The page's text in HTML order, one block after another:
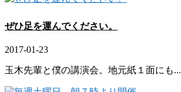
ぜひ足を運んでください。
2017-01-23
玉木先輩と僕の講演会。地元紙１面にも...